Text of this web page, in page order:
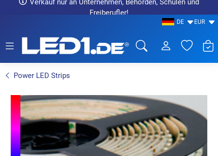
Verkauf nur an Unternehmen, Behörden, Schulen und
Freiberufler!
DE EUR
Power LED Strips